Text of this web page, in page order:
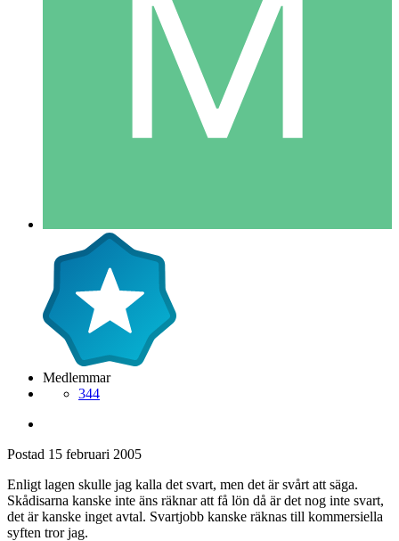
Medlemmar
344
Postad 15 februari 2005
Enligt lagen skulle jag kalla det svart, men det är svårt att säga.
Skådisarna kanske inte äns räknar att få lön då är det nog inte svart,
det är kanske inget avtal. Svartjobb kanske räknas till kommersiella
syften tror jag.